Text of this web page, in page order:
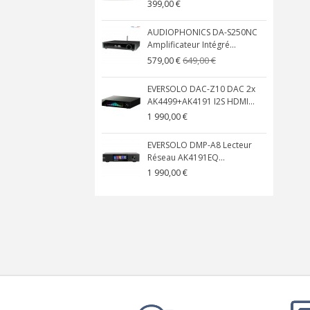
399,00 €
AUDIOPHONICS DA-S250NC
Amplificateur Intégré...
579,00 €649,00 €
EVERSOLO DAC-Z10 DAC 2x
AK4499+AK4191 I2S HDMI...
1 990,00 €
EVERSOLO DMP-A8 Lecteur
Réseau AK4191EQ...
1 990,00 €